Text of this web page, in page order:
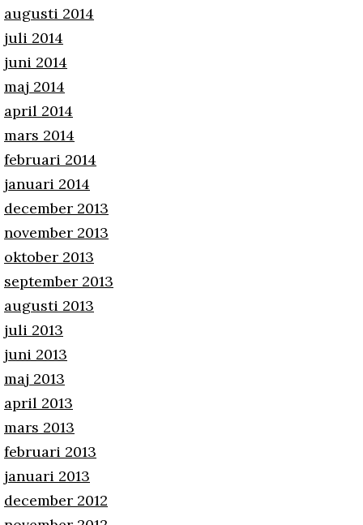
augusti 2014
juli 2014
juni 2014
maj 2014
april 2014
mars 2014
februari 2014
januari 2014
december 2013
november 2013
oktober 2013
september 2013
augusti 2013
juli 2013
juni 2013
maj 2013
april 2013
mars 2013
februari 2013
januari 2013
december 2012